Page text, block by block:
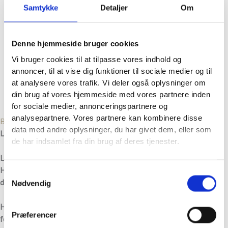
Samtykke Detaljer Om
Denne hjemmeside bruger cookies
Vi bruger cookies til at tilpasse vores indhold og
annoncer, til at vise dig funktioner til sociale medier og til
at analysere vores trafik. Vi deler også oplysninger om
din brug af vores hjemmeside med vores partnere inden
for sociale medier, annonceringspartnere og
analysepartnere. Vores partnere kan kombinere disse
data med andre oplysninger, du har givet dem, eller som
de har indsamlet fra din brug af deres tjenester.
Samtykkevalg
Nødvendig
Præferencer
Find dine filtre
Kontakt os
Spørg os
Find vej til os
Ledige stillinger
Databeskyttelse
Blogindlæg og filterviden
Besøg JL Hydraulik
Ledige stillinger hos JL FilterSystem
Leder du efter job inden for industri, filtration eller maskinløsninger?
Hos JL FilterSystem er vi altid interesserede i dygtige medarbejdere,
der vil være en del af en professionel og voksende virksomhed.
Her på siden finder du vores aktuelle ledige stillinger – samt mulighed
for at sende en uopfordret ansøgning, hvis der ikke er en stilling, der